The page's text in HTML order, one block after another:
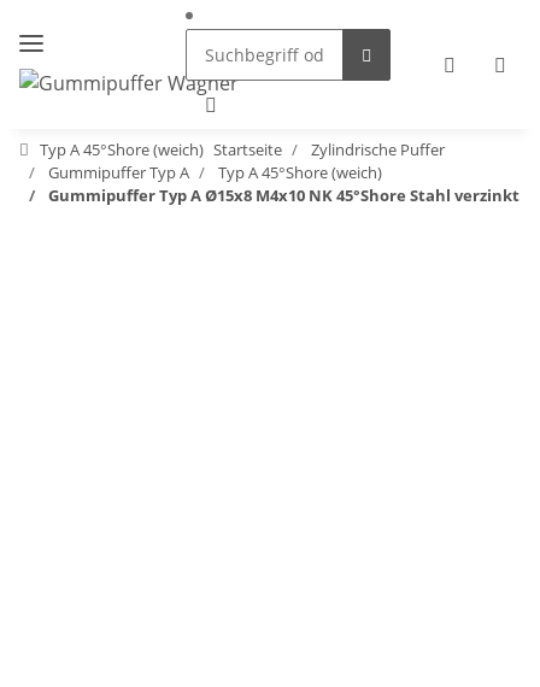
Typ A 45°Shore (weich) Startseite
Zylindrische Puffer
Gummipuffer Typ A
Typ A 45°Shore (weich)
Gummipuffer Typ A Ø15x8 M4x10 NK 45°Shore Stahl verzinkt